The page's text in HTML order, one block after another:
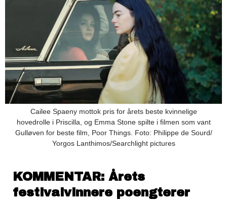
Cailee Spaeny mottok pris for årets beste kvinnelige
hovedrolle i Priscilla, og Emma Stone spilte i filmen som vant
Gulløven for beste film, Poor Things. Foto: Philippe de Sourd/
Yorgos Lanthimos/Searchlight pictures
KOMMENTAR: Årets
festivalvinnere poengterer